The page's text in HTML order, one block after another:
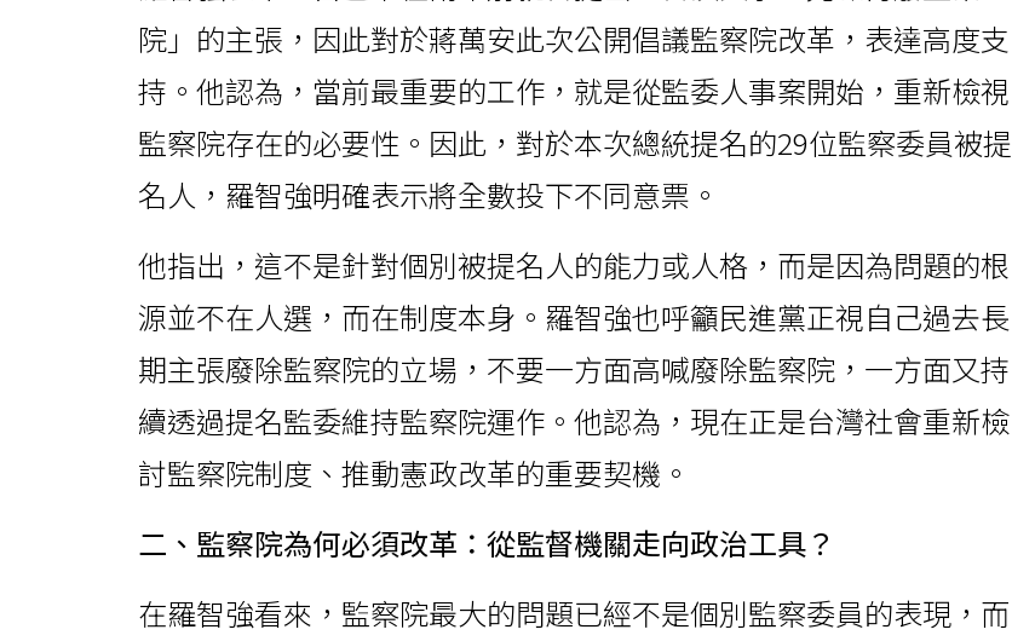
院」的主張，因此對於蔣萬安此次公開倡議監察院改革，表達高度支
持。他認為，當前最重要的工作，就是從監委人事案開始，重新檢視
監察院存在的必要性。因此，對於本次總統提名的29位監察委員被提
名人，羅智強明確表示將全數投下不同意票。
他指出，這不是針對個別被提名人的能力或人格，而是因為問題的根
源並不在人選，而在制度本身。羅智強也呼籲民進黨正視自己過去長
期主張廢除監察院的立場，不要一方面高喊廢除監察院，一方面又持
續透過提名監委維持監察院運作。他認為，現在正是台灣社會重新檢
討監察院制度、推動憲政改革的重要契機。
二、監察院為何必須改革：從監督機關走向政治工具？
在羅智強看來，監察院最大的問題已經不是個別監察委員的表現，而